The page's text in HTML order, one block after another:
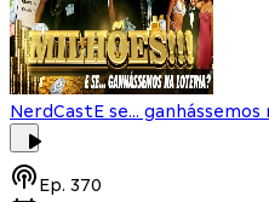
NerdCastE se...
Ep. 370